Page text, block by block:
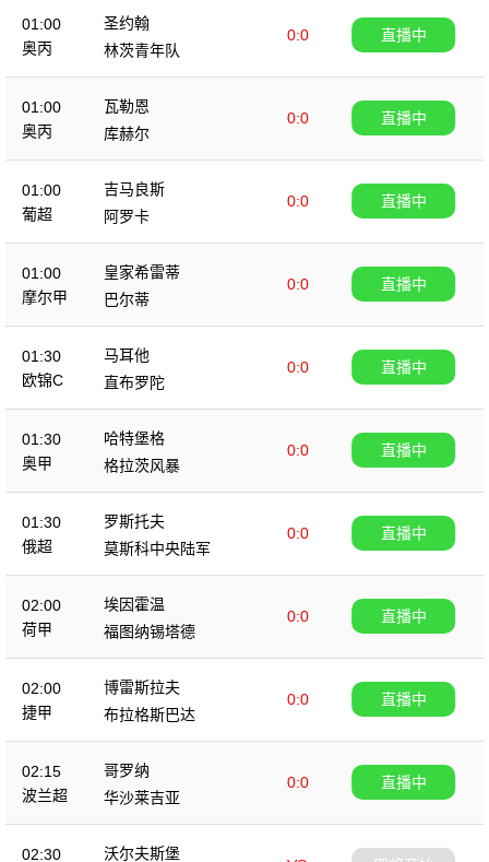
01:00
奥丙
圣约翰
0:0
林茨青年队
直播中
01:00
奥丙
瓦勒恩
0:0
库赫尔
直播中
01:00
葡超
吉马良斯
0:0
阿罗卡
直播中
01:00
摩尔甲
皇家希雷蒂
0:0
巴尔蒂
直播中
01:30
欧锦C
马耳他
0:0
直布罗陀
直播中
01:30
奥甲
哈特堡格
0:0
格拉茨风暴
直播中
01:30
俄超
罗斯托夫
0:0
莫斯科中央陆军
直播中
02:00
荷甲
埃因霍温
0:0
福图纳锡塔德
直播中
02:00
捷甲
博雷斯拉夫
0:0
布拉格斯巴达
直播中
02:15
波兰超
哥罗纳
0:0
华沙莱吉亚
直播中
02:30 沃尔夫斯堡